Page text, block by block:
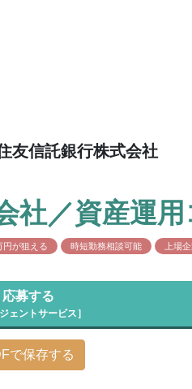
友信託銀行株式会社
社／資産運
円が狙える 時短勤務相談可能 上場
応募する
ェントサービス］
で保存する